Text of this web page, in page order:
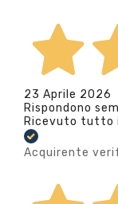
23 Aprile 2026
Rispondono
Ricevuto tutto
Acquirente